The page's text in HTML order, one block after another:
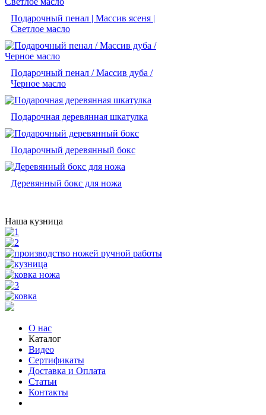
Подарочный пенал | Массив ясеня |
Светлое масло
Подарочный пенал / Массив дуба /
Черное масло
Подарочная деревянная шкатулка
Подарочный деревянный бокс
Деревянный бокс для ножа
Наша кузница
О нас
Каталог
Видео
Сертификаты
Доставка и Оплата
Статьи
Контакты